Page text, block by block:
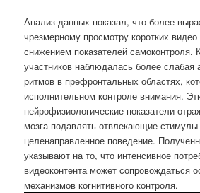
Анализ данных показал, что более
чрезмерному просмотру коротких видео
снижением показателей самоконтроля.
участников наблюдалась более слабая
ритмов в префронтальных областях,
исполнительном контроле внимания.
нейрофизиологические показатели
мозга подавлять отвлекающие
целенаправленное поведение.
указывают на то, что интенсивное
видеоконтента может сопровождаться
механизмов когнитивного контроля.